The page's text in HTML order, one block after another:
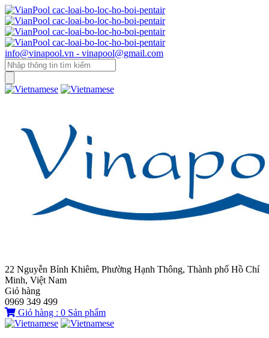
info@vinapool.vn - vinapool@gmail.com
22 Nguyễn Bỉnh Khiêm, Phường Hạnh Thông, Thành phố Hồ Chí
Minh, Việt Nam
Giỏ hàng
0969 349 499
Giỏ hàng : 0 Sản phẩm